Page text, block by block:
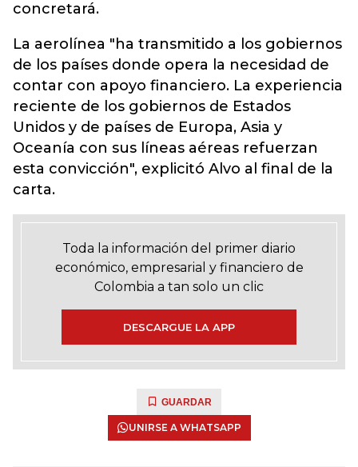
concretará.
La aerolínea "ha transmitido a los gobiernos
de los países donde opera la necesidad de
contar con apoyo financiero. La experiencia
reciente de los gobiernos de Estados
Unidos y de países de Europa, Asia y
Oceanía con sus líneas aéreas refuerzan
esta convicción", explicitó Alvo al final de la
carta.
Toda la información del primer diario
económico, empresarial y financiero de
Colombia a tan solo un clic
DESCARGUE LA APP
GUARDAR
UNIRSE A WHATSAPP